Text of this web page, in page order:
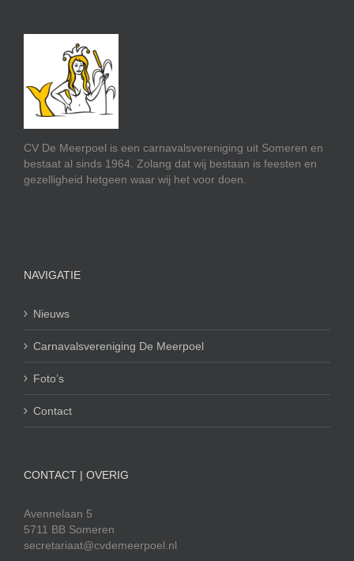
CV De Meerpoel is een carnavalsvereniging uit Someren en
bestaat al sinds 1964. Zolang dat wij bestaan is feesten en
gezelligheid hetgeen waar wij het voor doen.
NAVIGATIE
Nieuws
Carnavalsvereniging De Meerpoel
Foto’s
Contact
CONTACT | OVERIG
Avennelaan 5
5711 BB Someren
secretariaat@cvdemeerpoel.nl